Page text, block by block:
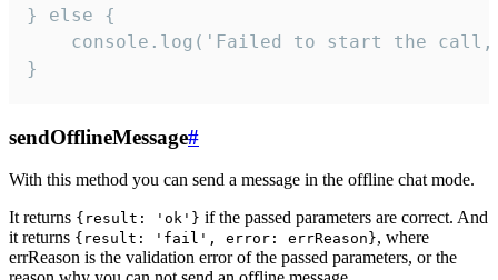
} else {
console.log('Failed to start the
}
sendOfflineMessage#
With this method you can send a message in the offline chat mode.
It returns {result: 'ok'} if the passed parameters are correct. And
it returns {result: 'fail', error: errReason}, where
errReason is the validation error of the passed parameters, or the